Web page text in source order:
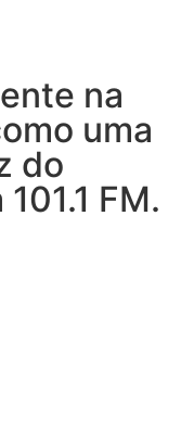
na
uma
do
FM.